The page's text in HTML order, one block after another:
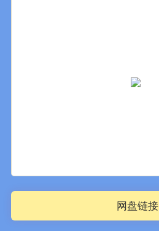
网盘链接